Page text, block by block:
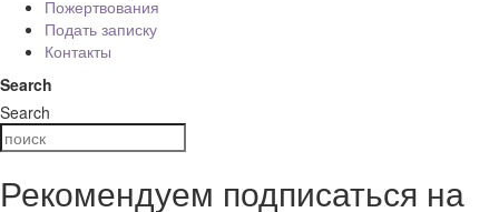
Пожертвования
Подать записку
Контакты
Search
Search
Рекомендуем подписаться на